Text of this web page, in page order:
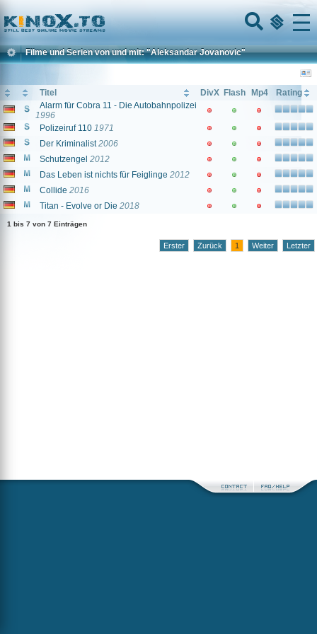
Home
Menu
Filme und Serien von und mit: "Aleksandar Jovanovic"
Titel DivX Flash Mp4
Rating
Alarm für Cobra 11 - Die Autobahnpolizei
1996
Polizeiruf 110 1971
Der Kriminalist 2006
Schutzengel 2012
Das Leben ist nichts für Feiglinge 2012
Collide 2016
Titan - Evolve or Die 2018
1 bis 7 von 7 Einträgen
Erster Zurück 1 Weiter Letzter